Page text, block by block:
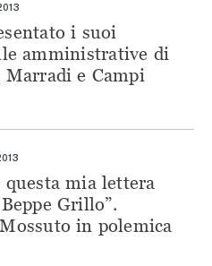
i suoi
amministrative di
e Campi
questa mia lettera
Grillo”.
in polemica